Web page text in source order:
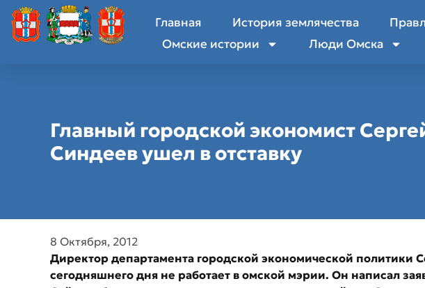
Главная История землячества
Омские истории
Люди Омска
Главный городской экономист
Синдеев ушел в отставку
8 Октября, 2012
Директор департамента городской экономической политики
сегодняшнего дня не работает в омской мэрии. Он написал